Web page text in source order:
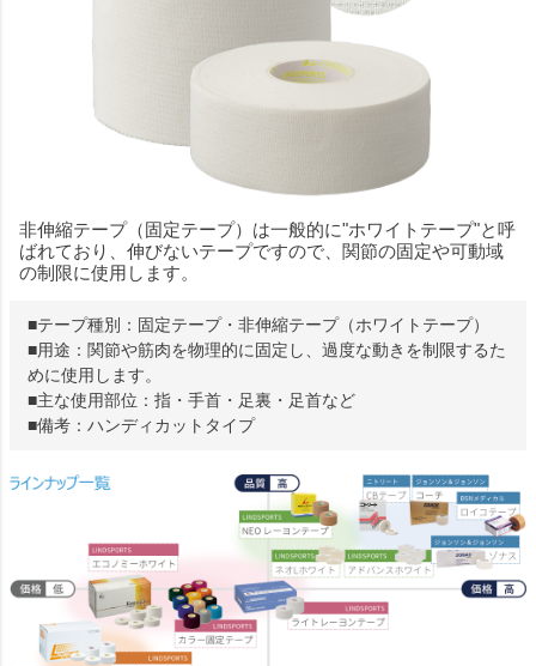
非伸縮テープ（固定テープ）は一般的に"ホワイトテープ"と呼
ばれており、 伸びないテープですので、関節の固定や可動域
の制限に使用します。
■テープ種別： 固定テープ・非伸縮テープ（ホワイトテープ）
■用途： 関節や筋肉を物理的に固定し、過度な動きを制限するた
めに使用します。
■主な使用部位： 指・手首・足裏・足首など
■備考： ハンディカットタイプ